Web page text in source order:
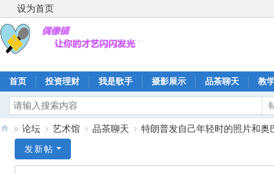
设为首页
首页 投资理财 我是歌手 摄影展示 品茶聊天 教
» 论坛 › 艺术馆 › 品茶聊天 › 特朗普发自己年轻时的照片和奥
发新帖